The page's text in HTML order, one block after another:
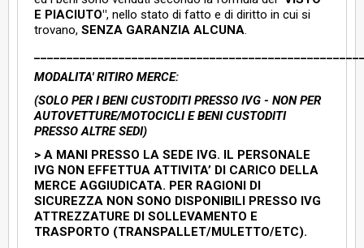
E PIACIUTO", nello stato di fatto e di diritto in cui si
trovano, SENZA GARANZIA ALCUNA.
MODALITA' RITIRO MERCE:
(SOLO PER I BENI CUSTODITI PRESSO IVG - NON PER
AUTOVETTURE/MOTOCICLI E BENI CUSTODITI
PRESSO ALTRE SEDI)
> A MANI PRESSO LA SEDE IVG. IL PERSONALE
IVG NON EFFETTUA ATTIVITA’ DI CARICO DELLA
MERCE AGGIUDICATA. PER RAGIONI DI
SICUREZZA NON SONO DISPONIBILI PRESSO IVG
ATTREZZATURE DI SOLLEVAMENTO E
TRASPORTO (TRANSPALLET/MULETTO/ETC).